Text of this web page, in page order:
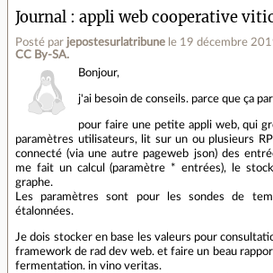
Journal appli web cooperative
Posté par jepostesurlatribune le 19 décembre
CC By‑SA.
Bonjour,
j'ai besoin de conseils. parce que ça
pour faire une petite appli web, qui
paramètres utilisateurs, lit sur un ou plusieurs
connecté (via une autre pageweb json) des
me fait un calcul (paramètre * entrées), le
graphe.
Les paramètres sont pour les sondes de
étalonnées.
Je dois stocker en base les valeurs pour
framework de rad dev web. et faire un beau
fermentation. in vino veritas.